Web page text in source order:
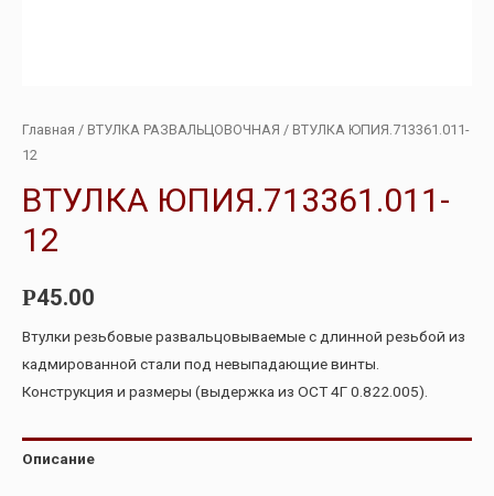
Главная / ВТУЛКА РАЗВАЛЬЦОВОЧНАЯ / ВТУЛКА ЮПИЯ.713361.011-
12
ВТУЛКА ЮПИЯ.713361.011-
12
Р45.00
Втулки резьбовые развальцовываемые с длинной резьбой из
кадмированной стали под невыпадающие винты.
Конструкция и размеры (выдержка из ОСТ 4Г 0.822.005).
Описание